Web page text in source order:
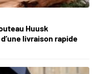
Huusk
livraison rapide